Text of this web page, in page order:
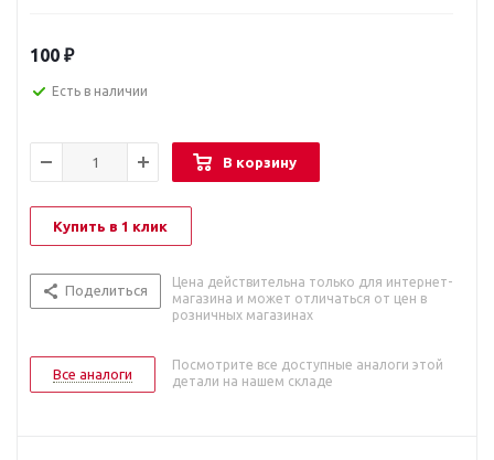
100 ₽
Есть в наличии
В корзину
Купить в 1 клик
Поделиться
Цена действительна только для интернет-
магазина и может отличаться от цен в
розничных магазинах
Все аналоги
Посмотрите все доступные аналоги этой
детали на нашем складе